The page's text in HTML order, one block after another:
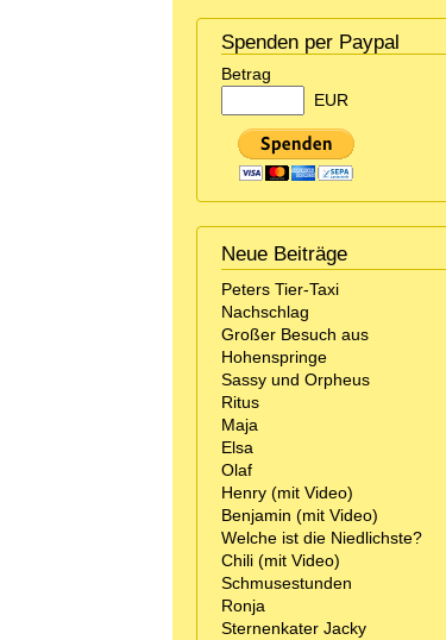
Spenden per Paypal
Betrag
EUR
Neue Beiträge
Peters Tier-Taxi
Nachschlag
Großer Besuch aus
Hohenspringe
Sassy und Orpheus
Ritus
Maja
Elsa
Olaf
Henry (mit Video)
Benjamin (mit Video)
Welche ist die Niedlichste?
Chili (mit Video)
Schmusestunden
Ronja
Sternenkater Jacky